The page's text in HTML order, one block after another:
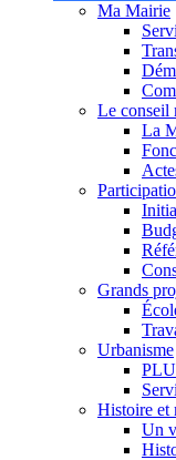
Ma Mairie
Le conseil
La
Grands
Urbanisme
Histoire et
Un